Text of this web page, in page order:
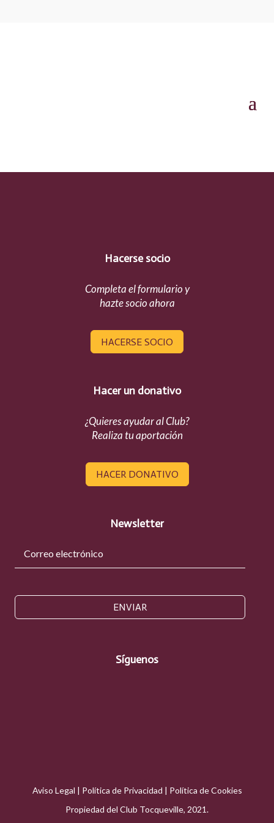
Hacerse socio
Completa el formulario y
hazte socio ahora
HACERSE SOCIO
Hacer un donativo
¿Quieres ayudar al Club?
Realiza tu aportación
HACER DONATIVO
Newsletter
ENVIAR
Síguenos
Aviso Legal | Política de Privacidad | Política de Cookies
Propiedad del Club Tocqueville, 2021.